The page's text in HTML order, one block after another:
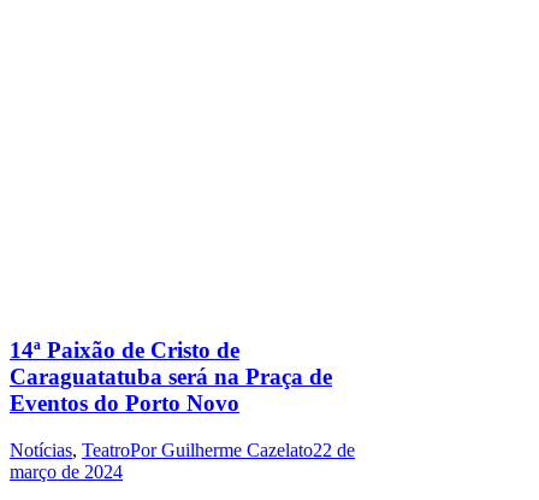
14ª Paixão de Cristo de
Caraguatatuba será na Praça de
Eventos do Porto Novo
Notícias, TeatroPorGuilherme Cazelato22 de
março de 2024